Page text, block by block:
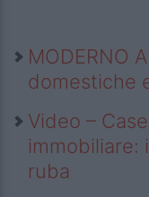
MODERNO
domestiche
Video –
immobiliare:
ruba